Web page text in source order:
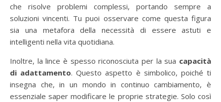
che risolve problemi complessi, portando sempre a
soluzioni vincenti. Tu puoi osservare come questa figura
sia una metafora della necessità di essere astuti e
intelligenti nella vita quotidiana.
Inoltre, la lince è spesso riconosciuta per la sua capacità
di adattamento. Questo aspetto è simbolico, poiché ti
insegna che, in un mondo in continuo cambiamento, è
essenziale saper modificare le proprie strategie. Solo così